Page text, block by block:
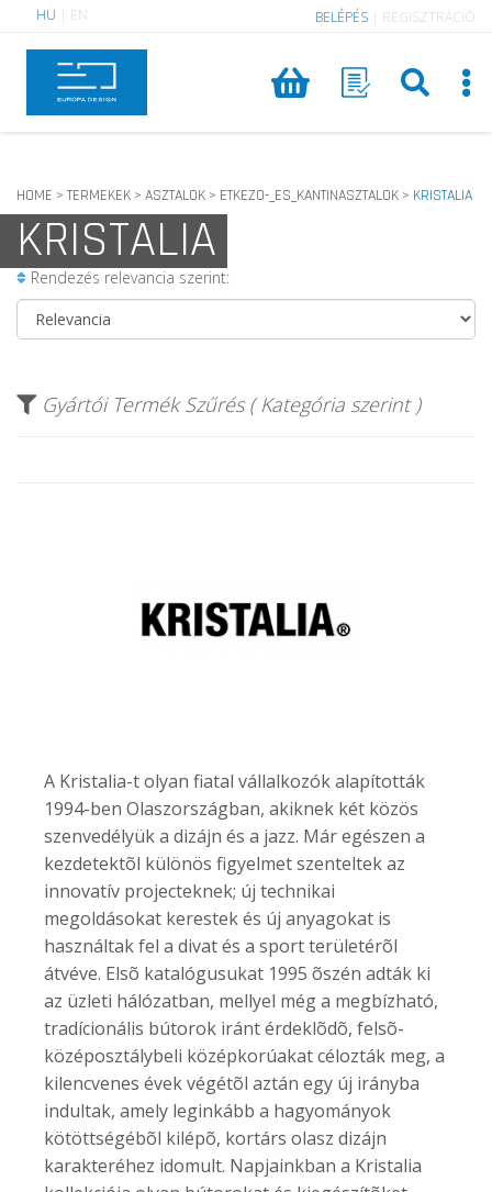
HU EN BELÉPÉS REGISZTRÁCIÓ
HOME > TERMEKEK > ASZTALOK > ETKEZO-_ES_KANTINASZTALOK > KRISTALIA
KRISTALIA
Rendezés relevancia szerint:
Gyártói Termék Szűrés ( Kategória szerint )
A Kristalia-t olyan fiatal vállalkozók alapították
1994-ben Olaszországban, akiknek két közös
szenvedélyük a dizájn és a jazz. Már egészen a
kezdetektõl különös figyelmet szenteltek az
innovatív projecteknek; új technikai
megoldásokat kerestek és új anyagokat is
használtak fel a divat és a sport területérõl
átvéve. Elsõ katalógusukat 1995 õszén adták ki
az üzleti hálózatban, mellyel még a megbízható,
tradícionális bútorok iránt érdeklõdõ, felsõ-
középosztálybeli középkorúakat célozták meg, a
kilencvenes évek végétõl aztán egy új irányba
indultak, amely leginkább a hagyományok
kötöttségébõl kilépõ, kortárs olasz dizájn
karakteréhez idomult. Napjainkban a Kristalia